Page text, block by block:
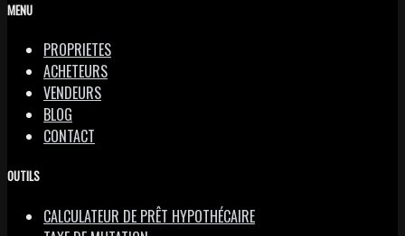
MENU
PROPRIETES
ACHETEURS
VENDEURS
BLOG
CONTACT
OUTILS
CALCULATEUR DE PRÊT HYPOTHÉCAIRE